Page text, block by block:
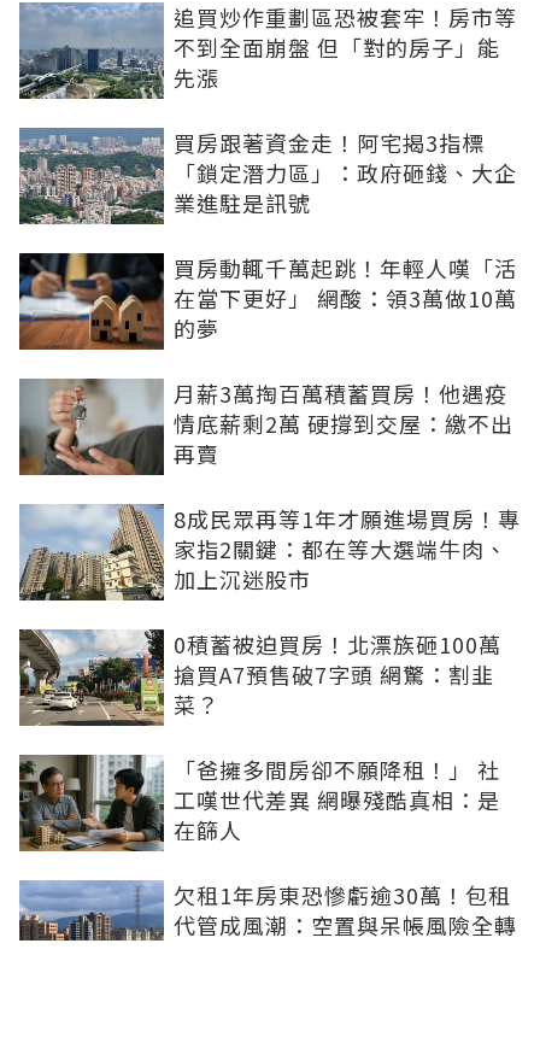
追買炒作重劃區恐被套牢！房市等
不到全面崩盤 但「對的房子」能
先漲
買房跟著資金走！阿宅揭3指標
「鎖定潛力區」：政府砸錢、大企
業進駐是訊號
買房動輒千萬起跳！年輕人嘆「活
在當下更好」 網酸：領3萬做10萬
的夢
月薪3萬掏百萬積蓄買房！他遇疫
情底薪剩2萬 硬撐到交屋：繳不出
再賣
8成民眾再等1年才願進場買房！專
家指2關鍵：都在等大選端牛肉、
加上沉迷股市
0積蓄被迫買房！北漂族砸100萬
搶買A7預售破7字頭 網驚：割韭
菜？
「爸擁多間房卻不願降租！」 社
工嘆世代差異 網曝殘酷真相：是
在篩人
欠租1年房東恐慘虧逾30萬！包租
代管成風潮：空置與呆帳風險全轉